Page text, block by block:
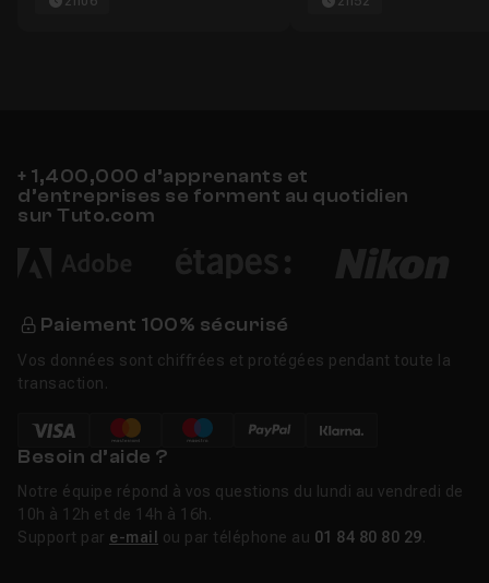
+ 1,400,000 d’apprenants et
d’entreprises se forment au quotidien
sur Tuto.com
Paiement 100% sécurisé
Vos données sont chiffrées et protégées pendant toute la
transaction.
Besoin d’aide ?
Notre équipe répond à vos questions du lundi au vendredi de
10h à 12h et de 14h à 16h.
Support par e-mail ou par téléphone au 01 84 80 80 29